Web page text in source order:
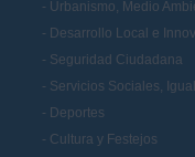
Urbanismo, Medio
Desarrollo Local e
Seguridad Ciudadana
Servicios Sociales,
Deportes
Cultura y Festejos